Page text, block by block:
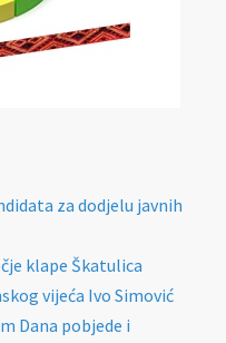
za dodjelu javnih
klape Škatulica
vijeća Ivo Simović
Dana pobjede i